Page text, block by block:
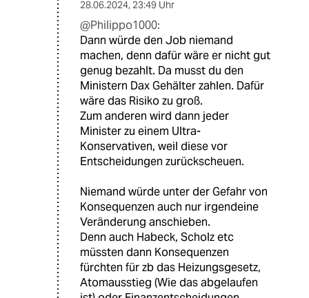
28.06.2024, 23:49 Uhr
@Philippo1000:
Dann würde den Job niemand
machen, denn dafür wäre er nicht gut
genug bezahlt. Da musst du den
Ministern Dax Gehälter zahlen. Dafür
wäre das Risiko zu groß.
Zum anderen wird dann jeder
Minister zu einem Ultra-
Konservativen, weil diese vor
Entscheidungen zurückscheuen.
Niemand würde unter der Gefahr von
Konsequenzen auch nur irgendeine
Veränderung anschieben.
Denn auch Habeck, Scholz etc
müssten dann Konsequenzen
fürchten für zb das Heizungsgesetz,
Atomausstieg (Wie das abgelaufen